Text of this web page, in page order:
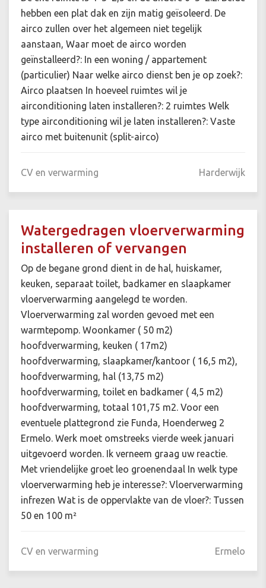
hebben een plat dak en zijn matig geïsoleerd. De
airco zullen over het algemeen niet tegelijk
aanstaan, Waar moet de airco worden
geïnstalleerd?: In een woning / appartement
(particulier) Naar welke airco dienst ben je op zoek?:
Airco plaatsen In hoeveel ruimtes wil je
airconditioning laten installeren?: 2 ruimtes Welk
type airconditioning wil je laten installeren?: Vaste
airco met buitenunit (split-airco)
CV en verwarming Harderwijk
Watergedragen vloerverwarming
installeren of vervangen
Op de begane grond dient in de hal, huiskamer,
keuken, separaat toilet, badkamer en slaapkamer
vloerverwarming aangelegd te worden.
Vloerverwarming zal worden gevoed met een
warmtepomp. Woonkamer ( 50 m2)
hoofdverwarming, keuken ( 17m2)
hoofdverwarming, slaapkamer/kantoor ( 16,5 m2),
hoofdverwarming, hal (13,75 m2)
hoofdverwarming, toilet en badkamer ( 4,5 m2)
hoofdverwarming, totaal 101,75 m2. Voor een
eventuele plattegrond zie Funda, Hoenderweg 2
Ermelo. Werk moet omstreeks vierde week januari
uitgevoerd worden. Ik verneem graag uw reactie.
Met vriendelijke groet leo groenendaal In welk type
vloerverwarming heb je interesse?: Vloerverwarming
infrezen Wat is de oppervlakte van de vloer?: Tussen
50 en 100 m²
CV en verwarming Ermelo